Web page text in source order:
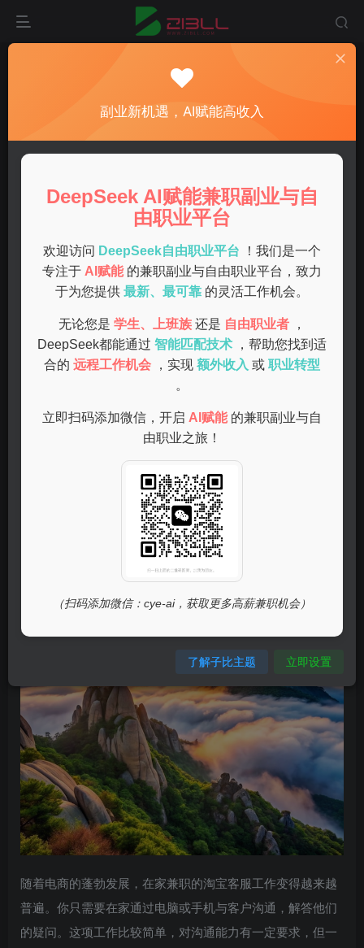
在家兼职有哪些靠谱且能挣到钱的工作选择？
关注 私信
随着科技的发展和生活方式的变化，越来越多的人选择在家
兼职。无论是全职工作后想要增加收入，还是希望在家照顾
孩子的宝妈，合适的兼职选择都能帮助我们更好地平衡生活
和工作。本文将为您介绍几种靠谱且能挣到钱的在家兼职工
在线翻译
如果你掌握外语，在线翻译工作是一个不错的选择。许多企
业需要翻译文件、网站内容等，你可以通过网络平台，如翻
译公司或自由职业者网站，与客户进行联系。这类工作灵活
性高，通常可以按小时支付报酬，适合语言能力强的人。
随着电商的蓬勃发展，在家兼职的淘宝客服工作变得越来越
普遍。你只需要在家通过电脑或手机与客户沟通，解答他们
的疑问。这项工作比较简单，对沟通能力有一定要求，但一
副业新机遇，AI赋能高收入
DeepSeek AI赋能兼职副业与自
由职业平台
欢迎访问 DeepSeek自由职业平台
！我们是一个
专注于 AI赋能 的兼职副业与自由职业平台，致力
于为您提供 最新、最可靠 的灵活工作机会。
无论您是 学生、上班族 还是 自由职业者
，
DeepSeek都能通过 智能匹配技术
，帮助您找到适
合的 远程工作机会 ，实现 额外收入 或 职业转型
。
立即扫码添加微信，开启 AI赋能 的兼职副业与自
由职业之旅！
（扫码添加微信：cye-ai，获取更多高薪兼职机会）
了解子比主题 立即设置